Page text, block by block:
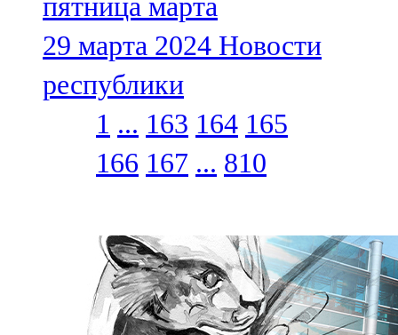
пятница марта
29 марта 2024 Новости
республики
1 ... 163 164 165
166 167 ... 810